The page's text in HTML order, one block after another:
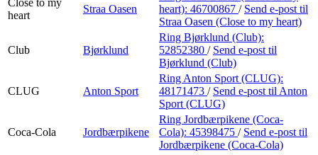
heart
Straa Oasen
heart): 46700867 / Send e-post til
Straa Oasen (Close to my heart)
Club Bjørklund
Ring Bjørklund (Club):
52852380 / Send e-post til
Bjørklund (Club)
CLUG Anton Sport
Ring Anton Sport (CLUG):
48171473 / Send e-post til Anton
Sport (CLUG)
Coca-Cola Jordbærpikene
Ring Jordbærpikene (Coca-
Cola): 45398475 / Send e-post til
Jordbærpikene (Coca-Cola)